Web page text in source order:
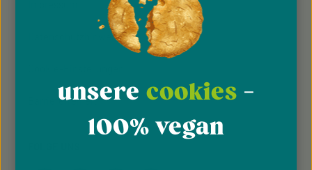
Datenschutzhinweise
Barrierefreiheit
unsere cookies -
100% vegan